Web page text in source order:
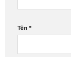
Tên *